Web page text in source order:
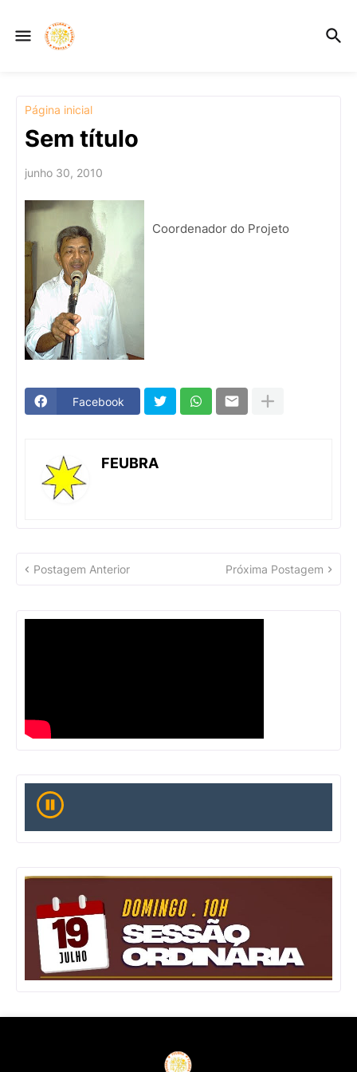
Página inicial
Sem título
junho 30, 2010
Coordenador do Projeto
Facebook
FEUBRA
Postagem Anterior Próxima Postagem